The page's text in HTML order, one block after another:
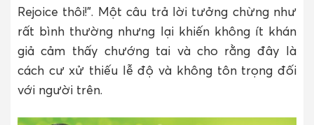
Rejoice thôi!”. Một câu trả lời tưởng chừng như
rất bình thường nhưng lại khiến không ít khán
giả cảm thấy chướng tai và cho rằng đây là
cách cư xử thiếu lễ độ và không tôn trọng đối
với người trên.